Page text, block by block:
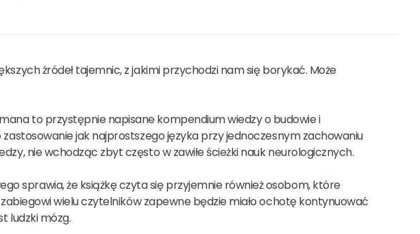
źródeł tajemnic, z jakimi przychodzi nam się borykać. Może
to przystępnie napisane kompendium wiedzy o budowie i
jak najprostszego języka przy jednoczesnym zachowaniu
nie wchodząc zbyt często w zawiłe ścieżki nauk neurologicznych.
sprawia, że książkę czyta się przyjemnie również osobom, które
wielu czytelników zapewne będzie miało ochotę kontynuować
ludzki mózg.